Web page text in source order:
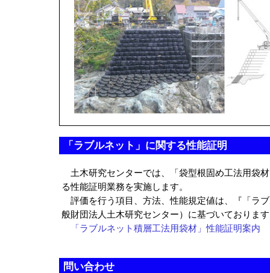
「ラブルネット」に関する性能証明
土木研究センターでは、「袋型根固め工法用袋
る性能証明業務を実施します。
評価を行う項目、方法、性能規定値は、『「ラ
般財団法人土木研究センター）に基づいておりま
「ラブルネット積層工法用袋材」性能証明案内
問い合わせ